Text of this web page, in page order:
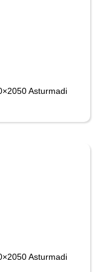
Asturmadi
Asturmadi